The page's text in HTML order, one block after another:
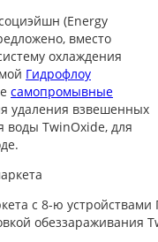
(Energy
вместо
охлаждения
Гидрофлоу
самопромывные
удаления взвешенных
воды TwinOxide, для
с 8-ю устройствами
обеззараживания